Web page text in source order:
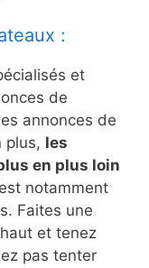
:
et
de
annonces de
plus, les
en plus loin
notamment
Faites une
et tenez
pas tenter